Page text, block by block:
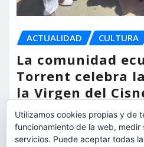
ACTUALIDAD CULTURA
La comunidad
Torrent celebra
la Virgen del
torrent al dia Ago
Utilizamos cookies propias y de
funcionamiento de la web, medir
servicios. Puede aceptar todas